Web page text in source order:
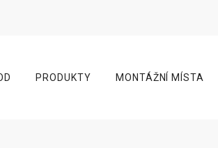
PRODUKTY MONTÁŽNÍ MÍSTA